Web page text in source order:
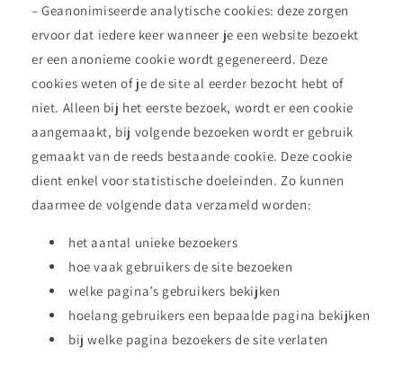
– Geanonimiseerde analytische cookies: deze zorgen
ervoor dat iedere keer wanneer je een website bezoekt
er een anonieme cookie wordt gegenereerd. Deze
cookies weten of je de site al eerder bezocht hebt of
niet. Alleen bij het eerste bezoek, wordt er een cookie
aangemaakt, bij volgende bezoeken wordt er gebruik
gemaakt van de reeds bestaande cookie. Deze cookie
dient enkel voor statistische doeleinden. Zo kunnen
daarmee de volgende data verzameld worden:
het aantal unieke bezoekers
hoe vaak gebruikers de site bezoeken
welke pagina’s gebruikers bekijken
hoelang gebruikers een bepaalde pagina bekijken
bij welke pagina bezoekers de site verlaten